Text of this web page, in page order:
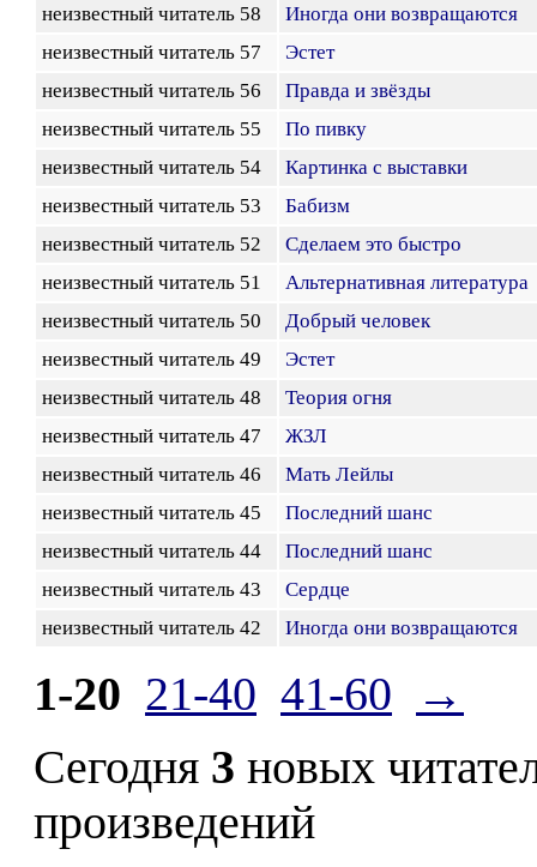
неизвестный читатель 58
Иногда они возвращаются
неизвестный читатель 57
Эстет
неизвестный читатель 56
Правда и звёзды
неизвестный читатель 55
По пивку
неизвестный читатель 54
Картинка с выставки
неизвестный читатель 53
Бабизм
неизвестный читатель 52
Сделаем это быстро
неизвестный читатель 51
Альтернативная литература
неизвестный читатель 50
Добрый человек
неизвестный читатель 49
Эстет
неизвестный читатель 48
Теория огня
неизвестный читатель 47
ЖЗЛ
неизвестный читатель 46
Мать Лейлы
неизвестный читатель 45
Последний шанс
неизвестный читатель 44
Последний шанс
неизвестный читатель 43
Сердце
неизвестный читатель 42
Иногда они возвращаются
1-20 21-40 41-60
→
Сегодня 3 новых
произведений